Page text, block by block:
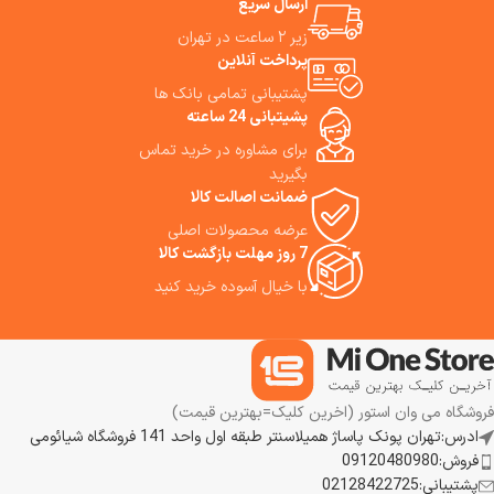
می‌شوند که برای کسانی که دنبال
غبار، مو، لکه، و حتی چربی یا
مایعات ریخته‌شده) هستند،
انتخابی مناسب باشد. ما استفاده از
ارسال سریع
زیر ۲ ساعت در تهران
پرداخت آنلاین
پشتیبانی تمامی بانک ها
پشیتبانی 24 ساعته
برای مشاوره در خرید تماس
بگیرید
ضمانت اصالت کالا
عرضه محصولات اصلی
7 روز مهلت بازگشت کالا
با خیال آسوده خرید کنید
فروشگاه می وان استور (اخرین کلیک=بهترین قیمت)
ادرس:تهران پونک پاساژ همیلاسنتر طبقه اول واحد 141 فروشگاه شیائومی
فروش:09120480980
پشتیبانی:02128422725